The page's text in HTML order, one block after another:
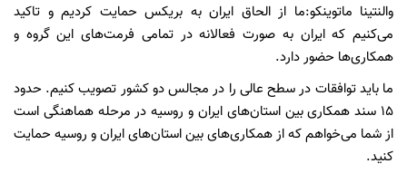
والنتینا ماتوینکو:ما از الحاق ایران به بریکس حمایت کردیم و تاکید
می‌کنیم که ایران به صورت فعالانه در تمامی فرمت‌های این گروه و
همکاری‌ها حضور دارد.
ما باید توافقات در سطح عالی را در مجالس دو کشور تصویب کنیم. حدود
۱۵ سند همکاری بین استان‌های ایران و روسیه در مرحله هماهنگی است
از شما می‌خواهم که از همکاری‌های بین استان‌های ایران و روسیه حمایت
کنید.